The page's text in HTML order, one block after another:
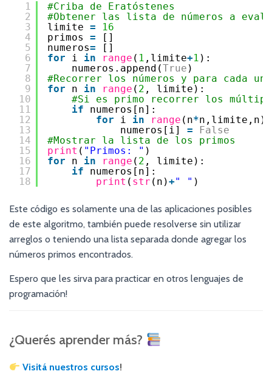
1
2
3
4
5
6
7
8
9
10
11
12
13
14
15
16
17
18
#Criba de Eratóstenes
#Obtener las lista de números a
limite =
16
primos =
[]
numeros=
[]
for
i in range ( 1 ,limite+1 ):
numeros.append(True )
#Recorrer los números y para cada uno
for
n in range ( 2 , limite):
#Si es primo recorrer los
if
numeros[n]:
for
i in range (n*n,limite,n):
numeros[i] =
False
#Mostrar la lista de los primos
print ( "Primos: " )
for
n in range ( 2 , limite):
if
numeros[n]:
print ( str (n)+" " )
Este código es solamente una de las aplicaciones posibles
de este algoritmo, también puede resolverse sin utilizar
arreglos o teniendo una lista separada donde agregar los
números primos encontrados.
Espero que les sirva para practicar en otros lenguajes de
programación!
¿Querés aprender más?
Visitá nuestros cursos!